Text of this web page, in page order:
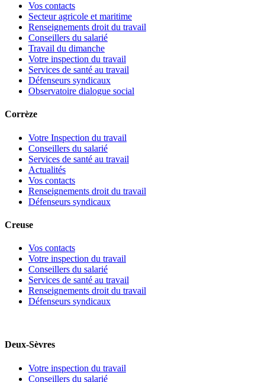
Vos contacts
Secteur agricole et maritime
Renseignements droit du travail
Conseillers du salarié
Travail du dimanche
Votre inspection du travail
Services de santé au travail
Défenseurs syndicaux
Observatoire dialogue social
Corrèze
Votre Inspection du travail
Conseillers du salarié
Services de santé au travail
Actualités
Vos contacts
Renseignements droit du travail
Défenseurs syndicaux
Creuse
Vos contacts
Votre inspection du travail
Conseillers du salarié
Services de santé au travail
Renseignements droit du travail
Défenseurs syndicaux
Deux-Sèvres
Votre inspection du travail
Conseillers du salarié